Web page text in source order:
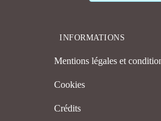
INFORMATIONS
Mentions légales et
Cookies
Crédits